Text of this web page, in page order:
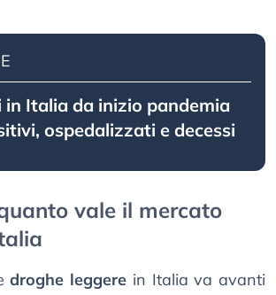
in Italia da inizio pandemia
ospedalizzati e decessi
vale il mercato
droghe leggere in Italia va avanti